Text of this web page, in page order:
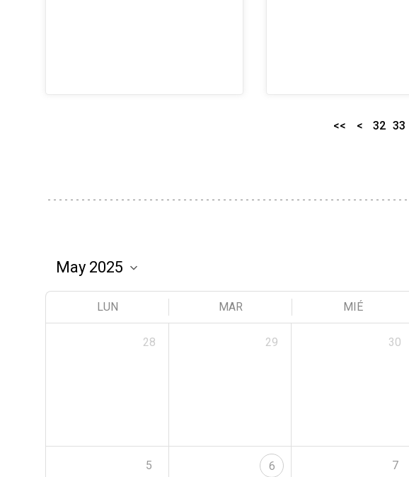
<< < 32 33
LUN MAR MIÉ
28 29 30
5 6 7